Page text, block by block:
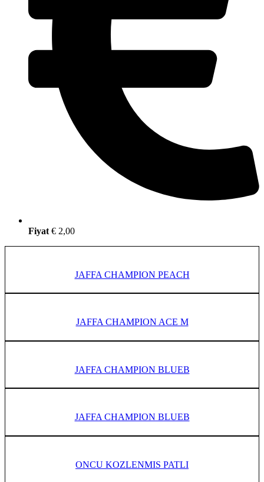
Fiyat € 2,00
JAFFA CHAMPION PEACH
JAFFA CHAMPION ACE M
JAFFA CHAMPION BLUEB
JAFFA CHAMPION BLUEB
ONCU KOZLENMIS PATLI